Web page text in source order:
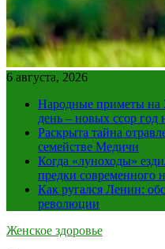
6 августа, 2026
Народные приметы на
день – новых ссор год
Раскрыта тайна
семействе Медичи
Когда «луноходы»
предки современного
Как ругался Ленин:
революции
Женское здоровье